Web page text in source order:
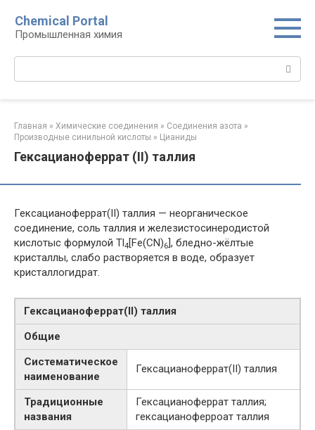
контенту
Chemical Portal
Промышленная химия
Главная » Химические соединения » Соединения азота »
Производные синильной кислоты‎ » Цианиды‎
Гексацианоферрат (II) таллия
Гексацианоферрат(II) таллия — неорганическое
соединение, соль таллия и железистосинеродистой
кислотыс формулой Tl4[Fe(CN)6], бледно-жёлтые
кристаллы, слабо растворяется в воде, образует
кристаллогидрат.
Гексацианоферрат​(II)​ таллия
Общие
Систематическое
наименование
Гексацианоферрат​(II)​ таллия
Традиционные
названия
Гексацианоферрат таллия;
гексацианоферроат таллия